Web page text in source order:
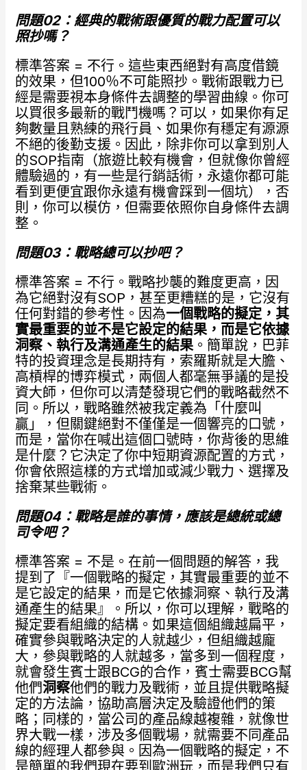
問題02：經典的戰術跟優質的戰力配置可以
照抄嗎？
標準答案 = 不行。這些東西絕對有高度借鏡
的效果，但100％不可能照抄。戰術跟戰力已
經是需要視本身條件去調整的學習曲線。你可
以買很多最新的戰鬥機嗎？可以，如果你有足
夠數量且熟練的飛行員、如果你有穩定有源源
不絕的後勤支援。因此，除非你可以拿到別人
的SOP指南（旅遊比較有機會，但就像你曾經
體驗過的，有一些是行銷話術，永遠你都可能
看到更便宜跟你永遠有機會踩到一個坑），否
則，你可以模仿，但需要依照你自身條件去調
整。
問題03：戰略總可以抄吧？
標準答案 = 不行。戰略抄襲的難度更高，因
為它絕對沒有SOP，甚至更糟糕的是，它沒有
任何對錯的參考性。因為一個戰略的擬定，其
實最重要的並不是它設定的結果，而是它依據
洞察、執行及溝通產生的結果。簡單說，巴菲
特的投資理念是長期持有，索羅斯就是大膽、
高槓桿的博弈模式，兩個人都毫無爭議的是投
資大師，但你可以清楚發現它們的戰略截然不
同。所以，戰略雖然被我定義為「什麼叫
贏」，但關鍵絕對不僅僅是一個響亮的口號，
而是，當你在喊出這個口號時，你背後的思維
是什麼？它決定了你中短期資源配置的方式，
你會依照這樣的方式增加或減少戰力、選擇及
捨棄某些戰術。
問題04：戰略是誰的事情，應該是總統或總
司令吧？
標準答案 = 不是。在前一個問題的解答，我
提到了『一個戰略的擬定，其實最重要的並不
是它設定的結果，而是它依據洞察、執行及溝
通產生的結果』。所以，你可以理解，戰略的
擬定要看組織的結構。如果這個組織越扁平，
確實參與戰略決定的人就越少，但組織越龐
大，參與戰略的人就越多，當多到一個程度，
就會發生賓士跟BCG的合作，賓士需要BCG幫
他們洞察他們的戰力及戰術，並且提供戰略擬
定的方法論，協助高層決定及驗證他們的策
略；同樣的，當公司的產品線越複雜，就像世
界大戰一樣，涉及多個戰場，就需要不同產品
線的經理人都參與。因為一個戰略的擬定，不
是簡單的我們現在要到歐洲玩，而是我們只有